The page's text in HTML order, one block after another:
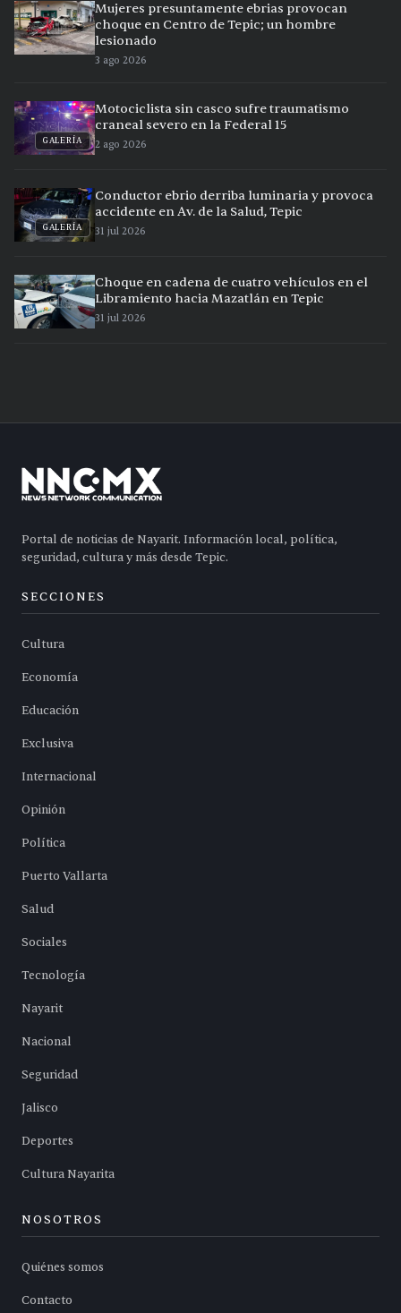
Mujeres presuntamente ebrias provocan
choque en Centro de Tepic; un hombre
lesionado
3 ago 2026
GALERÍA
Motociclista sin casco sufre traumatismo
craneal severo en la Federal 15
2 ago 2026
GALERÍA
Conductor ebrio derriba luminaria y provoca
accidente en Av. de la Salud, Tepic
31 jul 2026
Choque en cadena de cuatro vehículos en el
Libramiento hacia Mazatlán en Tepic
31 jul 2026
Portal de noticias de Nayarit. Información local, política,
seguridad, cultura y más desde Tepic.
SECCIONES
Cultura
Economía
Educación
Exclusiva
Internacional
Opinión
Política
Puerto Vallarta
Salud
Sociales
Tecnología
Nayarit
Nacional
Seguridad
Jalisco
Deportes
Cultura Nayarita
NOSOTROS
Quiénes somos
Contacto